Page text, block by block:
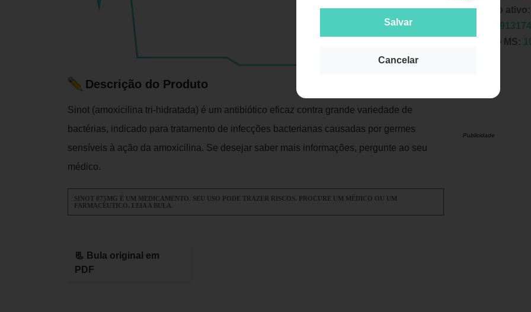
Salvar
Cancelar
Descrição do Produto
Sinot (amoxicilina tri-hidratada) é um antibiótico eficaz contra grande variedade de
bactérias, indicado para tratamento de infecções bacterianas causadas por germes
sensíveis à ação da amoxicilina. Se desejar saber mais informações, pergunte ao seu
médico.
SINOT 875MG É UM MEDICAMENTO. SEU USO PODE TRAZER RISCOS. PROCURE UM MÉDICO OU UM
FARMACÊUTICO. LEIA A BULA.
📃 Bula original em
PDF
Principio ativo:
Registro MS:
Publicidade